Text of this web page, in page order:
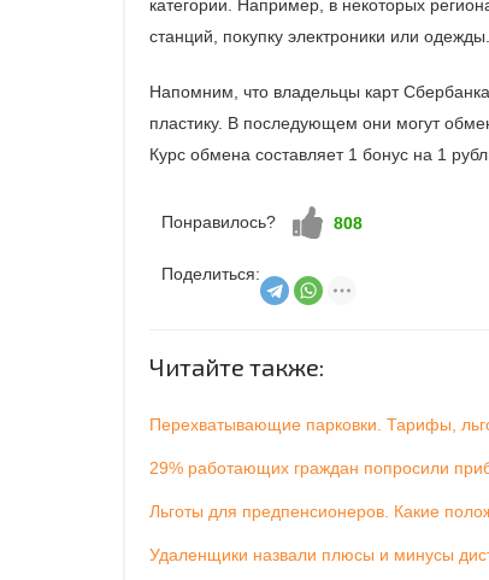
категории. Например, в некоторых
станций, покупку электроники или одежды.
Напомним, что владельцы карт
пластику. В последующем они могут
Курс обмена составляет 1 бонус на 1
Понравилось? Нравится!
808
Поделиться:
Читайте также:
Перехватывающие парковки. Тарифы,
29% работающих граждан попросили
Льготы для предпенсионеров. Какие
Удаленщики назвали плюсы и минусы